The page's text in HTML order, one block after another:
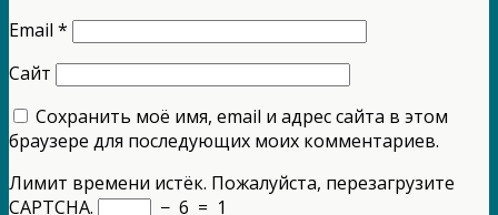
Email *
Сайт
Сохранить моё имя, email и адрес сайта в этом
браузере для последующих моих комментариев.
Лимит времени истёк. Пожалуйста, перезагрузите
CAPTCHA.
− 6 = 1